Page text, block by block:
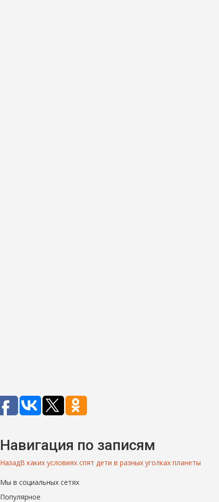
Навигация по записям
НазадВ каких условиях спят дети в разных уголках планеты
Мы в социальных сетях
Популярное